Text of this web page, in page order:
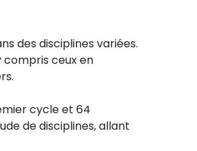
des disciplines variées.
compris ceux en
cycle et 64
de disciplines, allant